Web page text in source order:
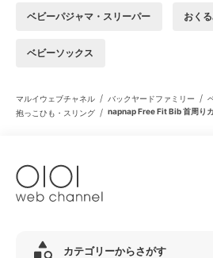
ベビーパジャマ・スリーパー おく
ベビーソックス
マルイウェブチャネル / バックヤードファミリー /
抱っこひも・スリング / napnap Free Fit Bib 首周り
カテゴリーからさがす